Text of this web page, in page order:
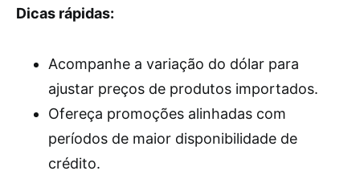
Dicas rápidas:
Acompanhe a variação do dólar para
ajustar preços de produtos importados.
Ofereça promoções alinhadas com
períodos de maior disponibilidade de
crédito.